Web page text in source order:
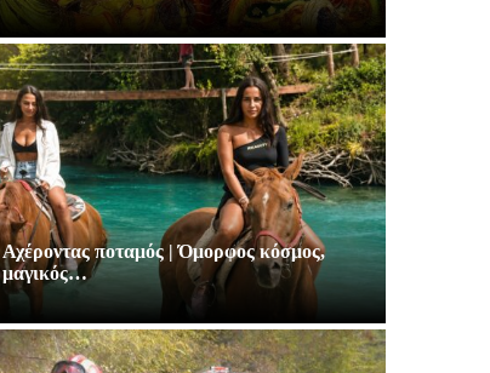
Αχέροντας ποταμός | Όμορφος κόσμος,
μαγικός…